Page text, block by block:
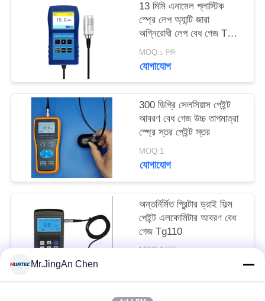
PRIVACY
POLICY
13 মিমি এনামেল প্লাস্টিক
স্প্রে লেপ অ্যান্টি জারা
অগ্নিরোধী লেপ বেধ গেজ TG-
6008
MOQ:১ পিসি
যোগাযোগ
300 ডিগ্রি সেলসিয়াস পেইন্ট
আবরণ বেধ গেজ উচ্চ তাপমাত্রা
স্প্রে স্তর পেইন্ট স্তর
MOQ:1
যোগাযোগ
অন্তর্নির্মিত প্রিন্টার ড্রাই ফিল্ম
পেইন্ট এলকোমিটার আবরণ বেধ
গেজ Tg110
MOQ:1 পিসি
Mr.JingAn Chen